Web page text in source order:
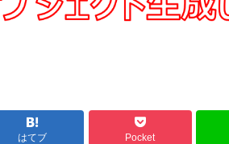
はてブ Pocket